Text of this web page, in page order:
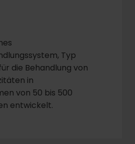
Typ
die Behandlung von
in
von 50 bis 500
entwickelt.